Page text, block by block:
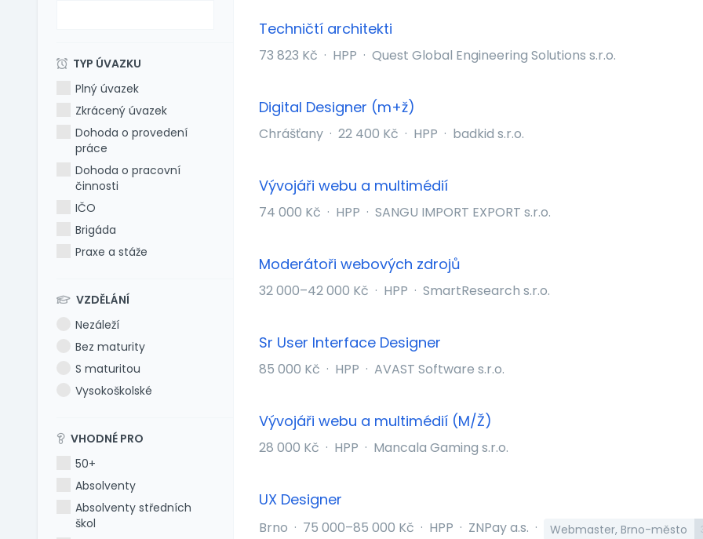
TYP ÚVAZKU
Plný úvazek
Zkrácený úvazek
Dohoda o provedení
práce
Dohoda o pracovní
činnosti
IČO
Brigáda
Praxe a stáže
VZDĚLÁNÍ
Nezáleží
Bez maturity
S maturitou
Vysokoškolské
VHODNÉ PRO
50+
Absolventy
Absolventy středních
škol
Techničtí architekti
73 823 Kč · HPP · Quest Global Engineering Solutions s.r.o.
Digital Designer (m+ž)
Chrášťany · 22 400 Kč · HPP · badkid s.r.o.
Vývojáři webu a multimédií
74 000 Kč · HPP · SANGU IMPORT EXPORT s.r.o.
Moderátoři webových zdrojů
32 000–42 000 Kč · HPP · SmartResearch s.r.o.
Sr User Interface Designer
85 000 Kč · HPP · AVAST Software s.r.o.
Vývojáři webu a multimédií (M/Ž)
28 000 Kč · HPP · Mancala Gaming s.r.o.
UX Designer
Brno · 75 000–85 000 Kč · HPP · ZNPay a.s. · Webmaster, Brno-město